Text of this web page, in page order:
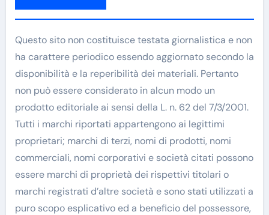
Questo sito non costituisce testata giornalistica e non
ha carattere periodico essendo aggiornato secondo la
disponibilità e la reperibilità dei materiali. Pertanto
non può essere considerato in alcun modo un
prodotto editoriale ai sensi della L. n. 62 del 7/3/2001.
Tutti i marchi riportati appartengono ai legittimi
proprietari; marchi di terzi, nomi di prodotti, nomi
commerciali, nomi corporativi e società citati possono
essere marchi di proprietà dei rispettivi titolari o
marchi registrati d’altre società e sono stati utilizzati a
puro scopo esplicativo ed a beneficio del possessore,